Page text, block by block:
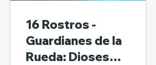
16 Rostros -
Guardianes de la
Rueda: Dioses